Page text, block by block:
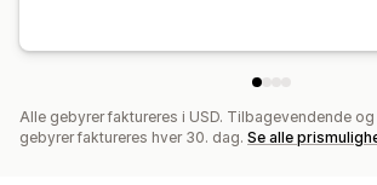
Alle gebyrer faktureres i USD. Tilbagevendende
gebyrer faktureres hver 30. dag. Se alle